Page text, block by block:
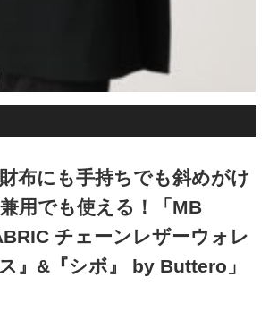
布にも手持ちでも斜めがけ
用でも使える！「MB
チェーンレザーウォレ
』&『シボ』 by Buttero」